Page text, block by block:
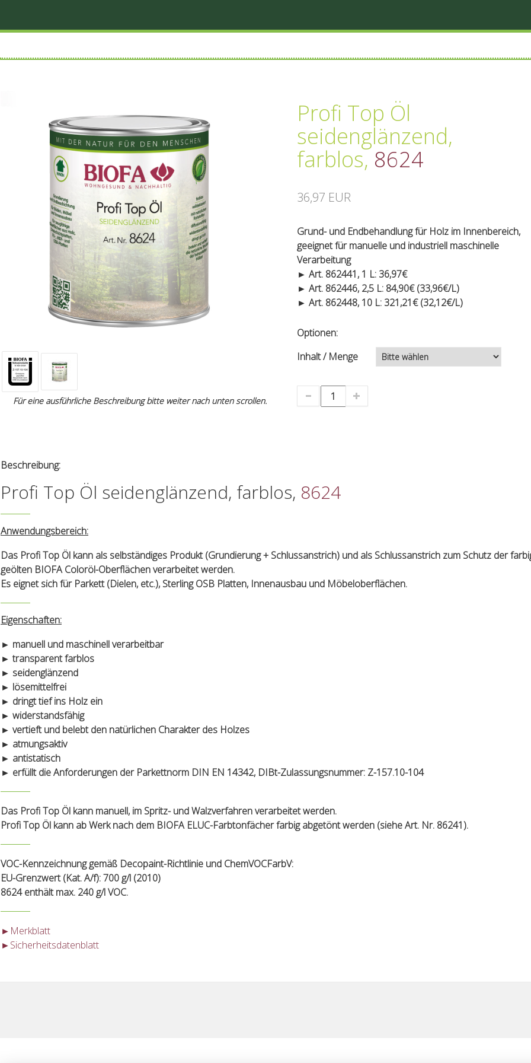
Für eine ausführliche Beschreibung bitte weiter nach unten scrollen.
Profi Top Öl
seidenglänzend,
farblos, 8624
36,97 EUR
Grund- und Endbehandlung für Holz im Innenbereich,
geeignet für manuelle und industriell maschinelle
Verarbeitung
► Art. 862441, 1 L: 36,97€
► Art. 862446, 2,5 L: 84,90€ (33,96€/L)
► Art. 862448, 10 L: 321,21€ (32,12€/L)
Optionen:
Inhalt / Menge
Beschreibung:
Profi Top Öl seidenglänzend, farblos, 8624
Anwendungsbereich:
Das Profi Top Öl kann als selbständiges Produkt (Grundierung + Schlussanstrich) und als Schlussanstrich zum Schutz der
geölten BIOFA Coloröl-Oberflächen verarbeitet werden.
Es eignet sich für Parkett (Dielen, etc.), Sterling OSB Platten, Innenausbau und Möbeloberflächen.
Eigenschaften:
► manuell und maschinell verarbeitbar
► transparent farblos
► seidenglänzend
► lösemittelfrei
► dringt tief ins Holz ein
► widerstandsfähig
► vertieft und belebt den natürlichen Charakter des Holzes
► atmungsaktiv
► antistatisch
► erfüllt die Anforderungen der Parkettnorm DIN EN 14342, DIBt-Zulassungsnummer: Z-157.10-104
Das Profi Top Öl kann manuell, im Spritz- und Walzverfahren verarbeitet werden.
Profi Top Öl kann ab Werk nach dem BIOFA ELUC-Farbtonfächer farbig abgetönt werden (siehe Art. Nr. 86241).
VOC-Kennzeichnung gemäß Decopaint-Richtlinie und ChemVOCFarbV:
EU-Grenzwert (Kat. A/f): 700 g/l (2010)
8624 enthält max. 240 g/l VOC.
►Merkblatt
►Sicherheitsdatenblatt